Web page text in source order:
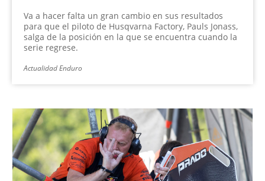
Va a hacer falta un gran cambio en sus resultados
para que el piloto de Husqvarna Factory, Pauls Jonass,
salga de la posición en la que se encuentra cuando la
serie regrese.
Actualidad Enduro